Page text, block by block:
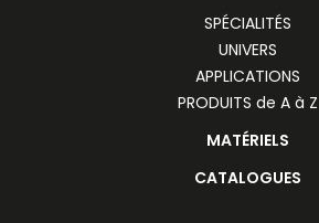
SPÉCIALITÉS
UNIVERS
APPLICATIONS
PRODUITS de A à Z
MATÉRIELS
CATALOGUES